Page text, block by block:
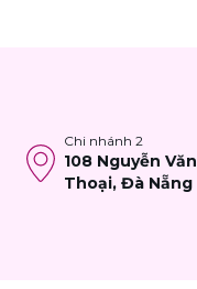
Chi nhánh2
108 Nguyễn Văn
Thoại, Đà Nẵng